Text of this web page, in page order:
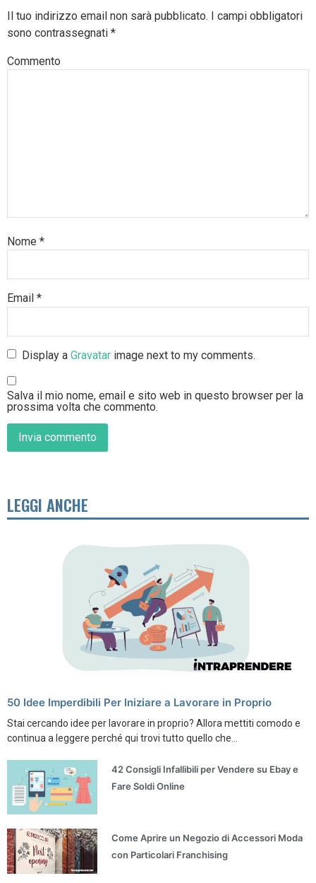
Il tuo indirizzo email non sarà pubblicato. I campi obbligatori
sono contrassegnati *
Commento
Nome *
Email *
Display aGravatar image next to my comments.
Salva il mio nome, email e sito web in questo browser per la
prossima volta che commento.
LEGGI ANCHE
50 Idee Imperdibili Per Iniziare a Lavorare in Proprio
Stai cercando idee per lavorare in proprio? Allora mettiti comodo e
continua a leggere perché qui trovi tutto quello che...
42 Consigli Infallibili per Vendere su Ebay e
Fare Soldi Online
Come Aprire un Negozio di Accessori Moda
con Particolari Franchising